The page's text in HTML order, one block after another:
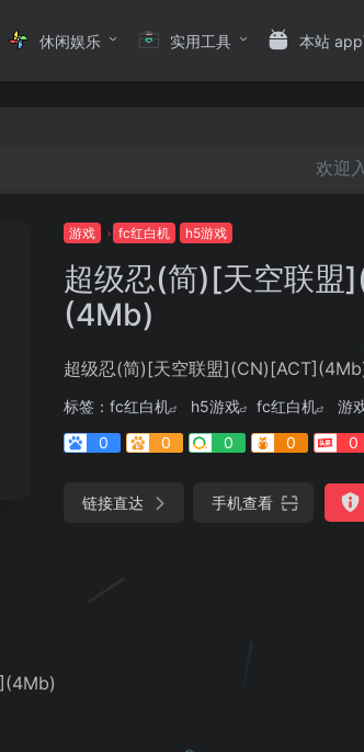
休闲娱乐 实用工具 本站
欢迎
游戏 fc红白机 h5游戏
超级忍(简)[天空联盟
(4Mb)
超级忍(简)[天空联盟
标签： fc红白机 h5游戏 fc红白机
游
0
0 0 0 0
链接直达 手机查看